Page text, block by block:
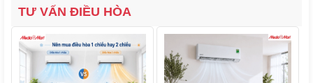
TƯ VẤN ĐIỀU HÒA